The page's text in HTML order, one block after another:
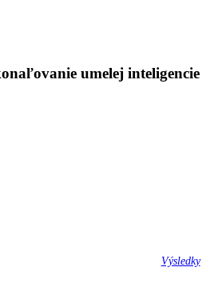
umelej inteligencie
Výsledky